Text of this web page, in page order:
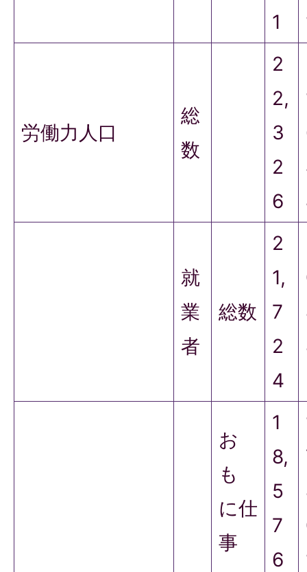
1
労働力人口
総
数
2
2,
3
2
6
就
業
者
総数
2
1,
7
2
4
お
も
に仕
事
1
8,
5
7
6